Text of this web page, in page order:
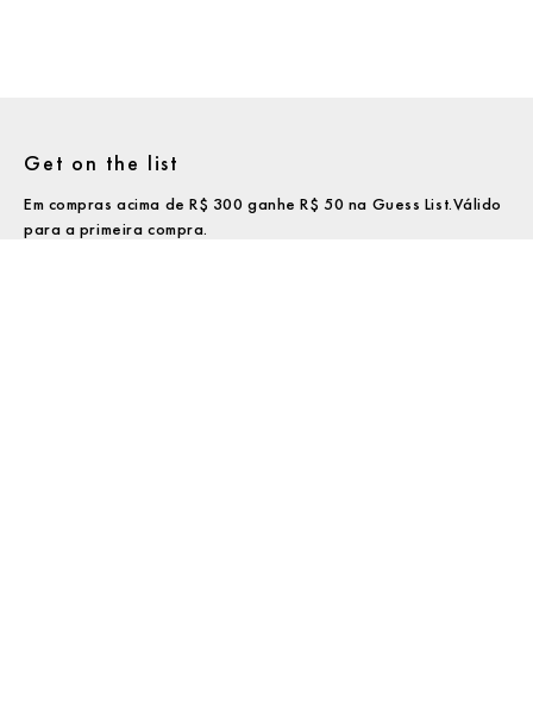
Get on the list
Em compras acima de R$ 300 ganhe R$ 50 na Guess List.Válido
para a primeira compra.